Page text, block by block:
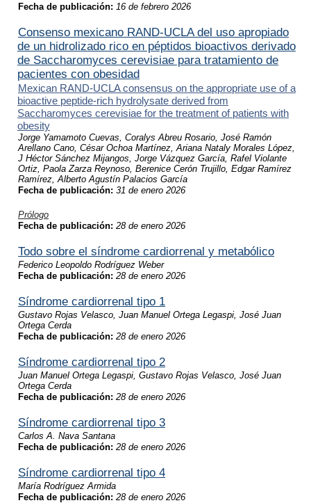
Fecha de publicación: 16 de febrero 2026
Consenso mexicano RAND-UCLA del uso apropiado
de un hidrolizado rico en péptidos bioactivos derivado
de Saccharomyces cerevisiae para tratamiento de
pacientes con obesidad
Mexican RAND-UCLA consensus on the appropriate use of a
bioactive peptide-rich hydrolysate derived from
Saccharomyces cerevisiae for the treatment of patients with
obesity
Jorge Yamamoto Cuevas, Coralys Abreu Rosario, José Ramón
Arellano Cano, César Ochoa Martínez, Ariana Nataly Morales López,
J Héctor Sánchez Mijangos, Jorge Vázquez García, Rafel Violante
Ortiz, Paola Zarza Reynoso, Berenice Cerón Trujillo, Edgar Ramírez
Ramírez, Alberto Agustín Palacios García
Fecha de publicación: 31 de enero 2026
Prólogo
Fecha de publicación: 28 de enero 2026
Todo sobre el síndrome cardiorrenal y metabólico
Federico Leopoldo Rodríguez Weber
Fecha de publicación: 28 de enero 2026
Síndrome cardiorrenal tipo 1
Gustavo Rojas Velasco, Juan Manuel Ortega Legaspi, José Juan
Ortega Cerda
Fecha de publicación: 28 de enero 2026
Síndrome cardiorrenal tipo 2
Juan Manuel Ortega Legaspi, Gustavo Rojas Velasco, José Juan
Ortega Cerda
Fecha de publicación: 28 de enero 2026
Síndrome cardiorrenal tipo 3
Carlos A. Nava Santana
Fecha de publicación: 28 de enero 2026
Síndrome cardiorrenal tipo 4
María Rodríguez Armida
Fecha de publicación: 28 de enero 2026